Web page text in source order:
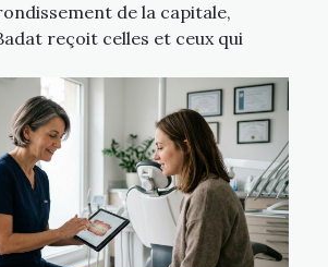
de la capitale,
reçoit celles et ceux qui